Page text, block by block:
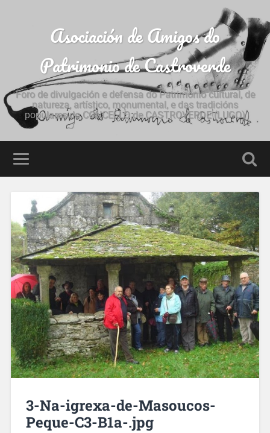
Asociación de Amigos do
Patrimonio de Castroverde
Foro de divulgación e defensa do Patrimonio cultural, de
natureza, artístico, monumental, e das tradicións
populares do CONCELLO de CASTROVERDE (LUGO)
3-Na-igrexa-de-Masoucos-
Peque-C3-B1a-.jpg